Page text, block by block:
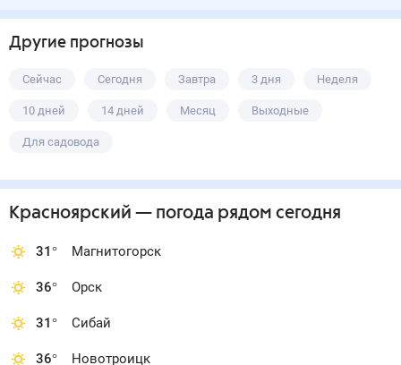
Другие прогнозы
Сейчас Сегодня Завтра 3 дня Неделя
10 дней 14 дней Месяц Выходные
Для садовода
Красноярский — погода рядом сегодня
31° Магнитогорск
36° Орск
31° Сибай
36° Новотроицк